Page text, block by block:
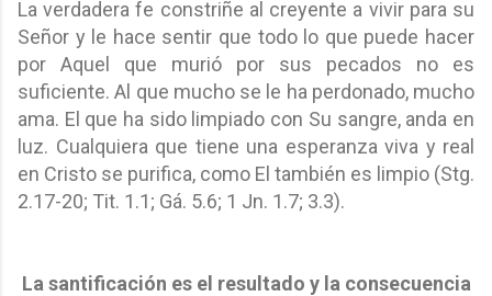
La verdadera fe constriñe al creyente a vivir para su
Señor y le hace sentir que todo lo que puede hacer
por Aquel que murió por sus pecados no es
suficiente. Al que mucho se le ha perdonado, mucho
ama. El que ha sido limpiado con Su sangre, anda en
luz. Cualquiera que tiene una esperanza viva y real
en Cristo se purifica, como El también es limpio (Stg.
2.17-20; Tit. 1.1; Gá. 5.6; 1 Jn. 1.7; 3.3).
La santificación es el resultado y la consecuencia